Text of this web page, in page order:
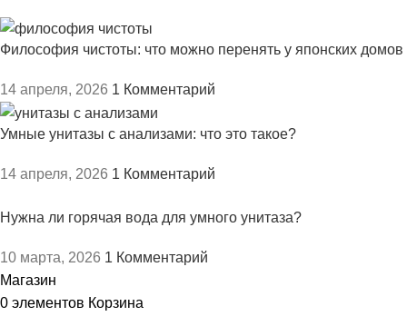
Философия чистоты: что можно перенять у японских домов
14 апреля, 2026 1 Комментарий
Умные унитазы с анализами: что это такое?
14 апреля, 2026 1 Комментарий
Нужна ли горячая вода для умного унитаза?
10 марта, 2026 1 Комментарий
Магазин
0 элементов Корзина